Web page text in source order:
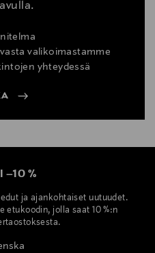
valikoimastamme
yhteydessä
–10 %
ja ajankohtaiset uutuudet.
etukoodin, jolla saat 10 %:n